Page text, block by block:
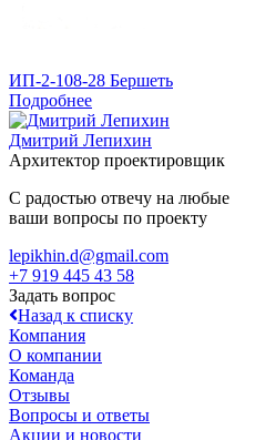
ИП-2-108-28 Бершеть
Подробнее
Дмитрий Лепихин
Архитектор проектировщик
С радостью отвечу на любые
ваши вопросы по проекту
lepikhin.d@gmail.com
+7 919 445 43 58
Задать вопрос
Назад к списку
Компания
О компании
Команда
Отзывы
Вопросы и ответы
Акции и новости